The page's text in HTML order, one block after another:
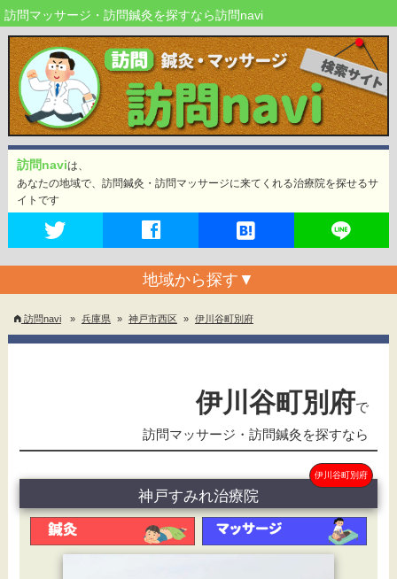
訪問マッサージ・訪問鍼灸を探すなら訪問navi
訪問naviは、
あなたの地域で、訪問鍼灸・訪問マッサージに来てくれる治療院を探せるサ
イトです
地域から探す ▼
訪問navi » 兵庫県 » 神戸市西区 » 伊川谷町別府
伊川谷町別府で
訪問マッサージ・訪問鍼灸を探すなら
伊川谷町別府
神戸すみれ治療院